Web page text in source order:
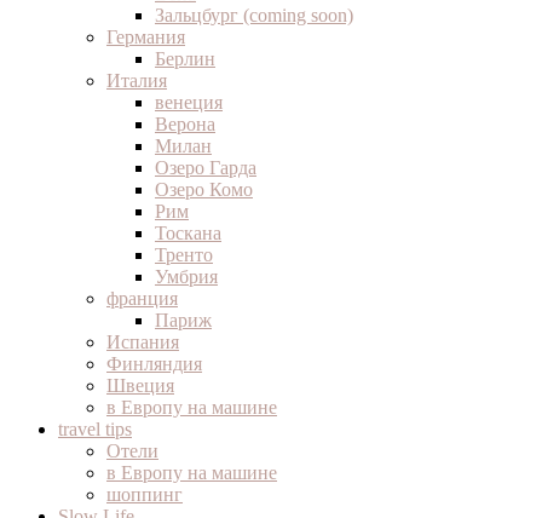
Зальцбург (coming soon)
Германия
Берлин
Италия
венеция
Верона
Милан
Озеро Гарда
Озеро Комо
Рим
Тоскана
Тренто
Умбрия
франция
Париж
Испания
Финляндия
Швеция
в Европу на машине
travel tips
Отели
в Европу на машине
шоппинг